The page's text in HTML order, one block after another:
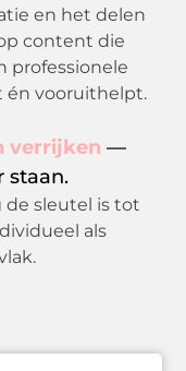
en het delen
content die
professionele
én vooruithelpt.
verrijken—
staan.
sleutel is tot
als